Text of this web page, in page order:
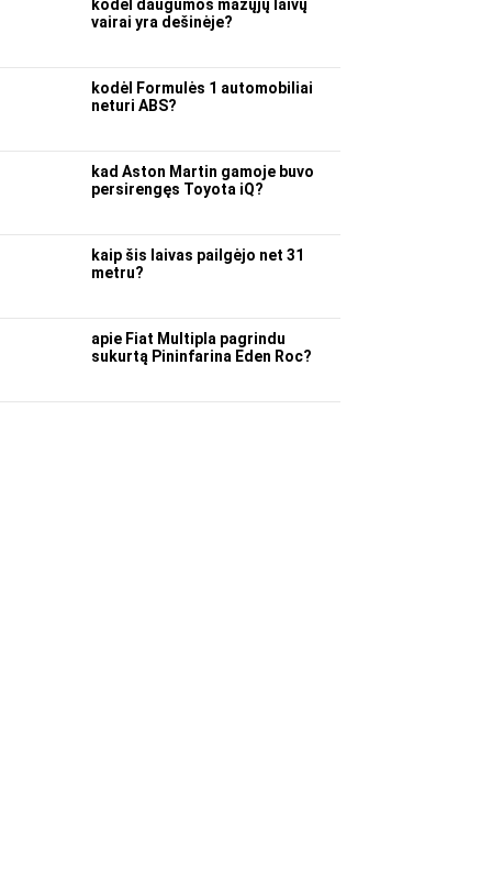
kodėl daugumos mažųjų laivų
vairai yra dešinėje?
kodėl Formulės 1 automobiliai
neturi ABS?
kad Aston Martin gamoje buvo
persirengęs Toyota iQ?
kaip šis laivas pailgėjo net 31
metru?
apie Fiat Multipla pagrindu
sukurtą Pininfarina Eden Roc?